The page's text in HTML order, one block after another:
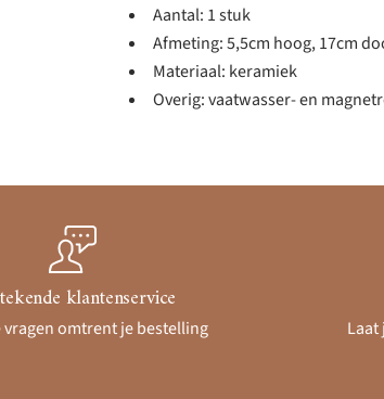
Aantal: 1 stuk
Afmeting: 5,5cm hoog, 17cm
Materiaal: keramiek
Overig: vaatwasser- en
klantenservice
vragen omtrent je bestelling